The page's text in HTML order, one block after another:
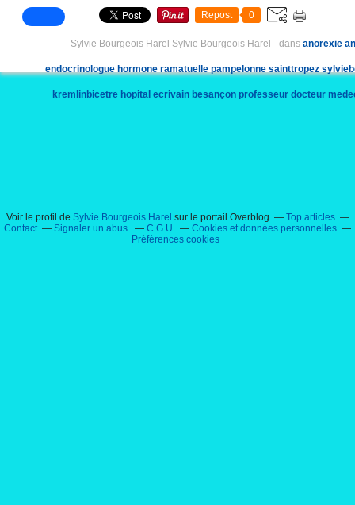
Repost 0
Sylvie Bourgeois Harel Sylvie Bourgeois Harel - dans anorexie
endocrinologue hormone ramatuelle pampelonne sainttropez
kremlinbicetre hopital ecrivain besançon professeur docteur
Voir le profil de Sylvie Bourgeois Harel sur le portail Overblog
Top articles
Contact
Signaler un abus C.G.U.
Cookies et données personnelles
Préférences cookies